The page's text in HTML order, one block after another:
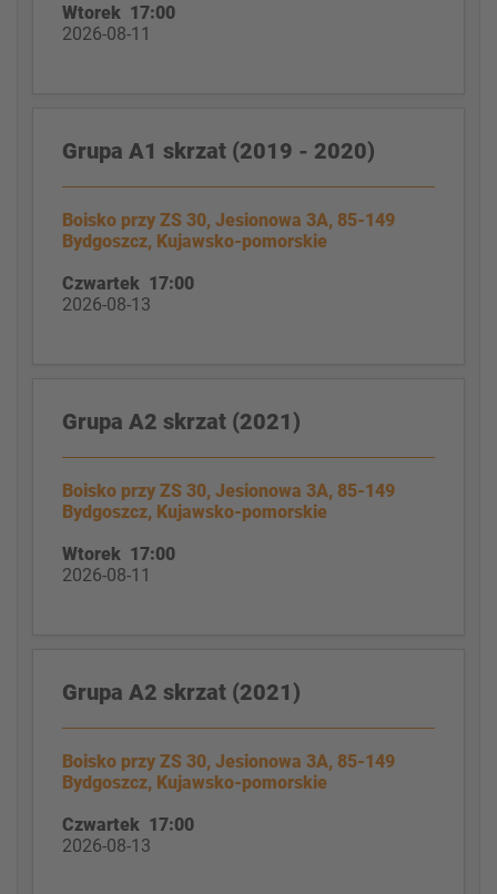
Wtorek 17:00
2026-08-11
Grupa A1 skrzat (2019 - 2020)
Boisko przy ZS 30, Jesionowa 3A, 85-149
Bydgoszcz, Kujawsko-pomorskie
Czwartek 17:00
2026-08-13
Grupa A2 skrzat (2021)
Boisko przy ZS 30, Jesionowa 3A, 85-149
Bydgoszcz, Kujawsko-pomorskie
Wtorek 17:00
2026-08-11
Grupa A2 skrzat (2021)
Boisko przy ZS 30, Jesionowa 3A, 85-149
Bydgoszcz, Kujawsko-pomorskie
Czwartek 17:00
2026-08-13